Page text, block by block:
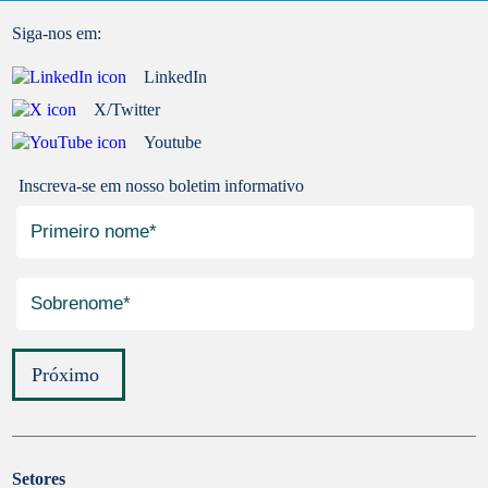
Inscreva-se em nosso boletim informativo
Próximo
Siga-nos em:
LinkedIn
X/Twitter
Youtube
Setores